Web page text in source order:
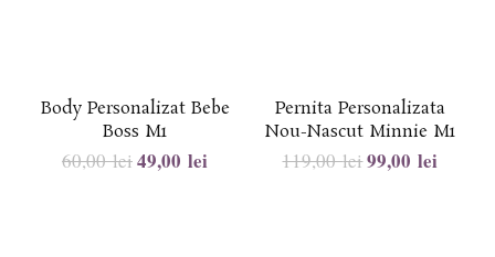
Body Personalizat Bebe
Boss M1
60,00lei49,00 lei
Pernita Personalizata
Nou-Nascut Minnie M1
119,00lei99,00lei